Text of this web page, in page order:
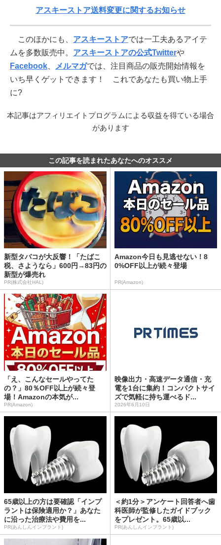
アスキーストア送料変更に関するお知らせ
このほかにも、 アスキーストアでは一工夫あるアイテ
ムを多数販売中。 アスキーストアの公式Twitterや
Facebook
メルマガでは、注目商品の販売開始情報を
いち早くゲットできます！ これであなたも買い物上手
に?
本記事はアフィリエイトプログラムによる収益を得ている場合
があります
この記事を読まれたあなたへのオススメ
新型タバコが大反響！「たばこ
税、さようなら」600円→83円の
新型が爆売れ
PR(株式会社HAL)
Amazon今日も見逃せない！8
0%OFF以上が続々登場
PR(Amazon)
「え、こんなセールやってた
の？」80％OFF以上が続々登
場！Amazonの本気が...
PR(Amazon)
映像出力・高速データ通信・充
電を1台に集約！コンパクトサイ
ズで気軽に持ち運べるド...
2026年6月10日
65歳以上の方は要確認「インプ
ラントは保険適用か？」あなた
に沿った治療法や費用を...
PR(あんしんインプラント)
＜約1分＞アンケート回答者へ歯
科医師が監修したガイドブック
をプレゼント。65歳以...
PR(あんしんインプラント)